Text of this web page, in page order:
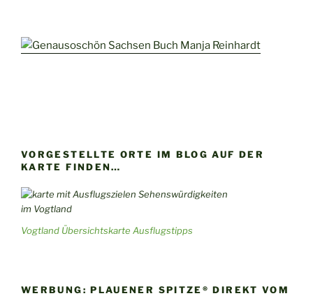
VORGESTELLTE ORTE IM BLOG AUF DER
KARTE FINDEN…
Vogtland Übersichtskarte Ausflugstipps
WERBUNG: PLAUENER SPITZE® DIREKT VOM